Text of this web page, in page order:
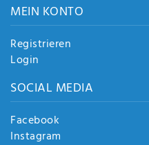
MEIN KONTO
Registrieren
Login
SOCIAL MEDIA
Facebook
Instagram